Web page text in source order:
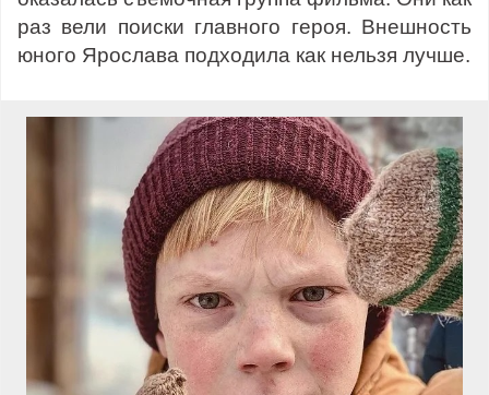
раз вели поиски главного героя. Внешность
юного Ярослава подходила как нельзя лучше.